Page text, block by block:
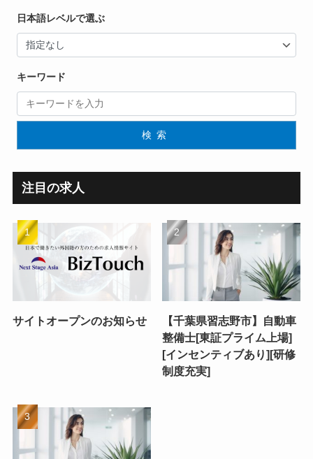
日本語レベルで選ぶ
キーワード
検索
注目の求人
サイトオープンのお知らせ
【千葉県習志野市】自動車
整備士[東証プライム上場]
[インセンティブあり][研修
制度充実]